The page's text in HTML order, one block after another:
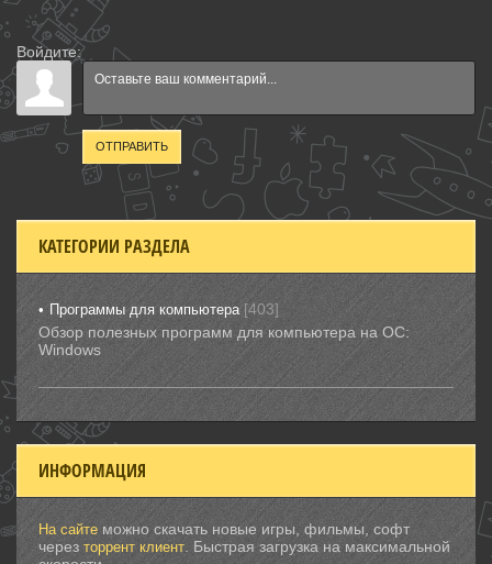
Войдите:
ОТПРАВИТЬ
КАТЕГОРИИ РАЗДЕЛА
Программы для компьютера [403]
Обзор полезных программ для компьютера на ОС:
Windows
ИНФОРМАЦИЯ
На сайте можно скачать новые игры, фильмы, софт
через торрент клиент . Быстрая загрузка на максимальной